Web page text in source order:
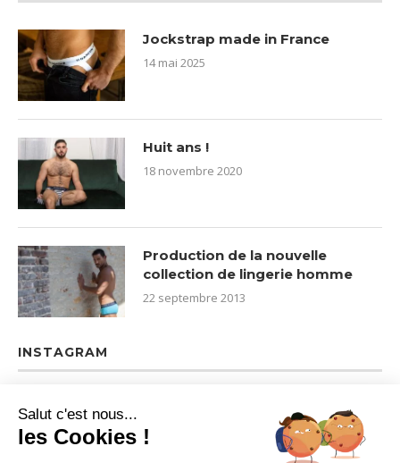
Jockstrap made in France
14 mai 2025
Huit ans !
18 novembre 2020
Production de la nouvelle
collection de lingerie homme
22 septembre 2013
INSTAGRAM
Salut c'est nous...
les Cookies !